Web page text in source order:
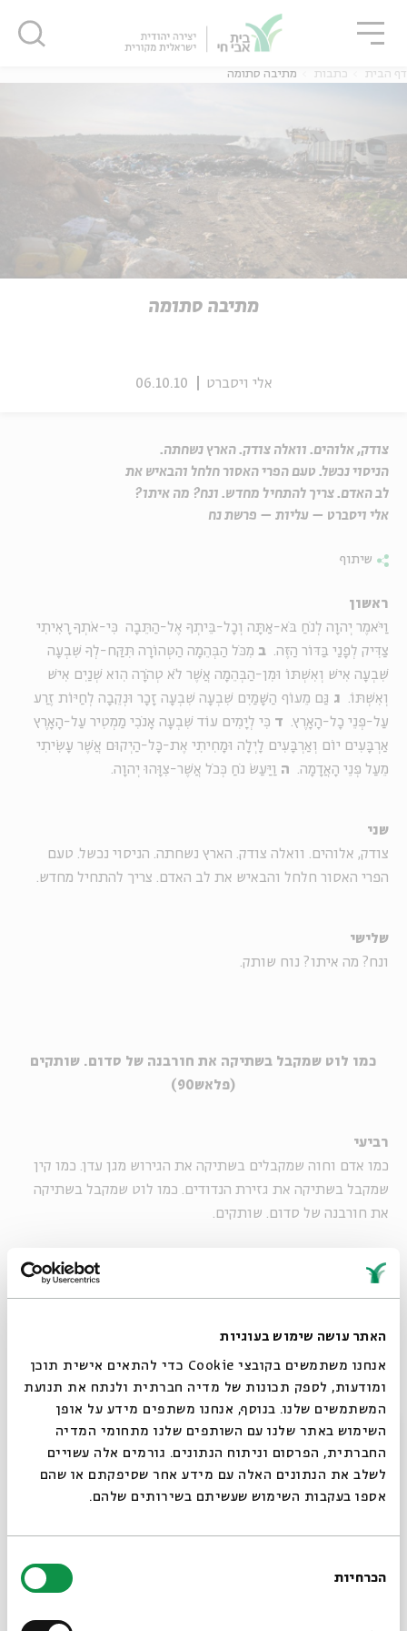
האתר עושה שימוש בעוגיות
אנחנו משתמשים בקובצי Cookie כדי להתאים אישית תוכן
ומודעות, לספק תכונות של מדיה חברתית ולנתח את תנועת
המשתמשים שלנו. בנוסף, אנחנו משתפים מידע על אופן
השימוש באתר שלנו עם השותפים שלנו מתחומי המדיה
החברתית, הפרסום וניתוח הנתונים. גורמים אלה עשויים
לשלב את הנתונים האלה עם מידע אחר שסיפקתם או שהם
אספו בעקבות השימוש שעשיתם בשירותים שלהם.
הסכמה
הכרחיות
אנגלית
דף הבית כתבות מתיבה סתומה
מתיבה סתומה
אלי ויסברט 06.10.10
צודק, אלוהים. וואלה צודק. הארץ נשחתה.
הניסוי נכשל. טעם הפרי האסור חלחל והבאיש את
לב האדם. צריך להתחיל מחדש. ונח? מה איתו?
אלי ויסברט – עליות – פרשת נח
שיתוף
ראשון
וַיֹּאמֶר יְהוָה לְנֹחַ בֹּא-אַתָּה וְכָל-בֵּיתְךָ אֶל-הַתֵּבָה כִּי-אֹתְךָ רָאִיתִי
צַדִּיק לְפָנַי בַּדּוֹר הַזֶּה. ב מִכֹּל הַבְּהֵמָה הַטְּהוֹרָה תִּקַּח-לְךָ שִׁבְעָה
שִׁבְעָה אִישׁ וְאִשְׁתּוֹ וּמִן-הַבְּהֵמָה אֲשֶׁר לֹא טְהֹרָה הִוא שְׁנַיִם אִישׁ
וְאִשְׁתּוֹ. ג גַּם מֵעוֹף הַשָּׁמַיִם שִׁבְעָה שִׁבְעָה זָכָר וּנְקֵבָה לְחַיּוֹת זֶרַע
עַל-פְּנֵי כָל-הָאָרֶץ. ד כִּי לְיָמִים עוֹד שִׁבְעָה אָנֹכִי מַמְטִיר עַל-הָאָרֶץ
אַרְבָּעִים יוֹם וְאַרְבָּעִים לָיְלָה וּמָחִיתִי אֶת-כָּל-הַיְקוּם אֲשֶׁר עָשִׂיתִי
מֵעַל פְּנֵי הָאֲדָמָה. ה וַיַּעַשׂ נֹחַ כְּכֹל אֲשֶׁר-צִוָּהוּ יְהוָה.
שני
צודק, אלוהים. וואלה צודק. הארץ נשחתה. הניסוי נכשל. טעם
הפרי האסור חלחל והבאיש את לב האדם. צריך להתחיל מחדש.
שלישי
ונח? מה איתו? נוח שותק.
כמו לוט שמקבל בשתיקה את חורבנה של סדום. שותקים
(פלאש90)
רביעי
כמו אדם וחוה שמקבלים בשתיקה את הגירוש מגן עדן. כמו קין
שמקבל בשתיקה את גזירת הנדודים. כמו לוט שמקבל בשתיקה
את חורבנה של סדום. שותקים.
חמישי
ולכאורה עסקנו בשלנו
בלי לבקש גדולות ונצורות.
שלווה מופרת
וכבר אחרת
ואין טעם לכסות
ונתמה שנית
לפעמים אני
סגור
סגור